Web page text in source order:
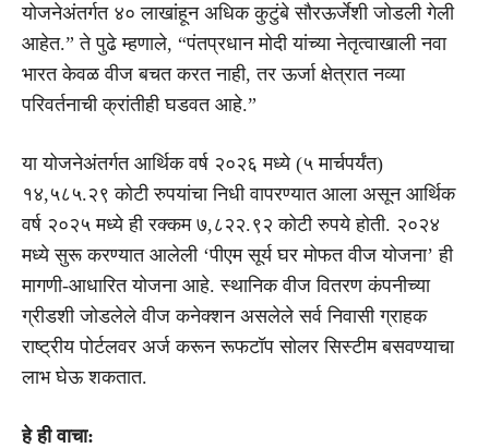
योजनेअंतर्गत ४० लाखांहून अधिक कुटुंबे सौरऊर्जेशी जोडली गेली
आहेत.” ते पुढे म्हणाले, “पंतप्रधान मोदी यांच्या नेतृत्वाखाली नवा
भारत केवळ वीज बचत करत नाही, तर ऊर्जा क्षेत्रात नव्या
परिवर्तनाची क्रांतीही घडवत आहे.”
या योजनेअंतर्गत आर्थिक वर्ष २०२६ मध्ये (५ मार्चपर्यंत)
१४,५८५.२९ कोटी रुपयांचा निधी वापरण्यात आला असून आर्थिक
वर्ष २०२५ मध्ये ही रक्कम ७,८२२.९२ कोटी रुपये होती. २०२४
मध्ये सुरू करण्यात आलेली ‘पीएम सूर्य घर मोफत वीज योजना’ ही
मागणी-आधारित योजना आहे. स्थानिक वीज वितरण कंपनीच्या
ग्रीडशी जोडलेले वीज कनेक्शन असलेले सर्व निवासी ग्राहक
राष्ट्रीय पोर्टलवर अर्ज करून रूफटॉप सोलर सिस्टीम बसवण्याचा
लाभ घेऊ शकतात.
हे ही वाचा: